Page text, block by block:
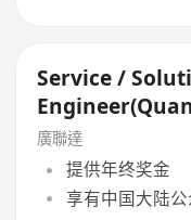
Service /
廣聯達
提供年终奖金
享有中国大陆